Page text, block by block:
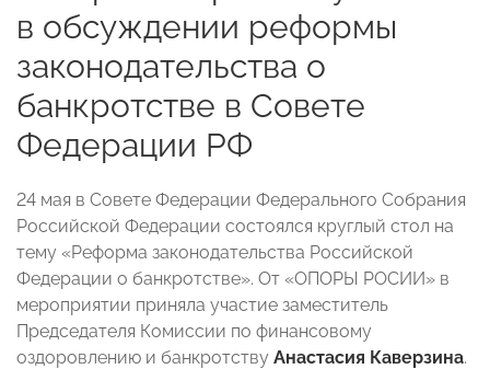
в обсуждении реформы
законодательства о
банкротстве в Совете
Федерации РФ
24 мая в Совете Федерации Федерального Собрания
Российской Федерации состоялся круглый стол на
тему «Реформа законодательства Российской
Федерации о банкротстве». От «ОПОРЫ РОСИИ» в
мероприятии приняла участие заместитель
Председателя Комиссии по финансовому
оздоровлению и банкротству Анастасия Каверзина.